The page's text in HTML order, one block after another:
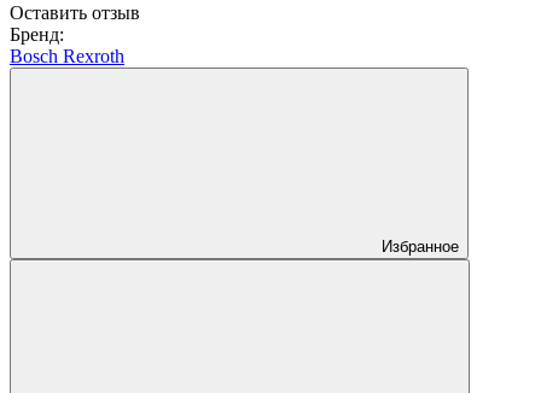
Оставить отзыв
Бренд:
Bosch Rexroth
Избранное